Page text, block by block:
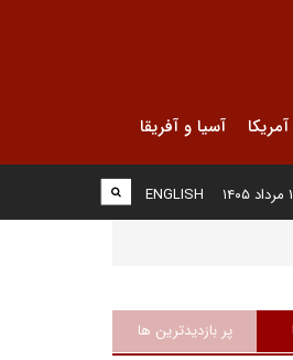
آمریکا آسیا و آفریقا
ENGLISH
پر بازدیدترین ها